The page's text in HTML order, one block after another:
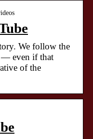
We follow the
— even if that
of the